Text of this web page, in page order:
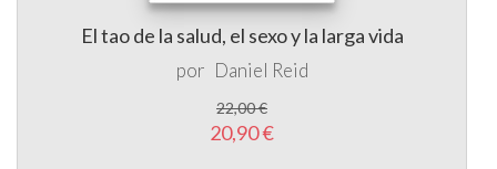
El tao de la salud, el sexo y la larga vida
por Daniel Reid
22,00 €
20,90 €